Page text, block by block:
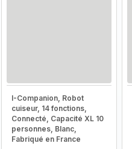
I-Companion, Robot
cuiseur, 14 fonctions,
Connecté, Capacité XL 10
personnes, Blanc,
Fabriqué en France